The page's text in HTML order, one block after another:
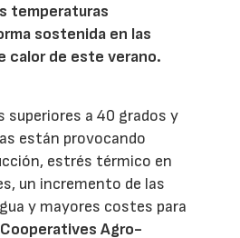
temperaturas
sostenida en las
calor de este verano.
superiores a 40 grados y
están provocando
estrés térmico en
un incremento de las
y mayores costes para
Cooperatives Agro-